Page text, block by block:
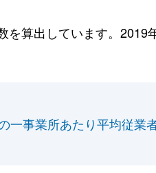
算出しています。2019
一事業所あたり平均従業